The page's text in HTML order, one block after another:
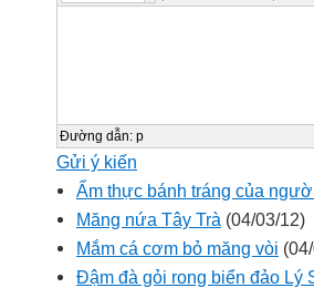
Đường dẫn: p
Gửi ý kiến
Ẩm thực bánh tráng của
Măng nứa Tây Trà (04/03/12)
Mắm cá cơm bỏ măng vòi
Đậm đà gỏi rong biển đảo Lý